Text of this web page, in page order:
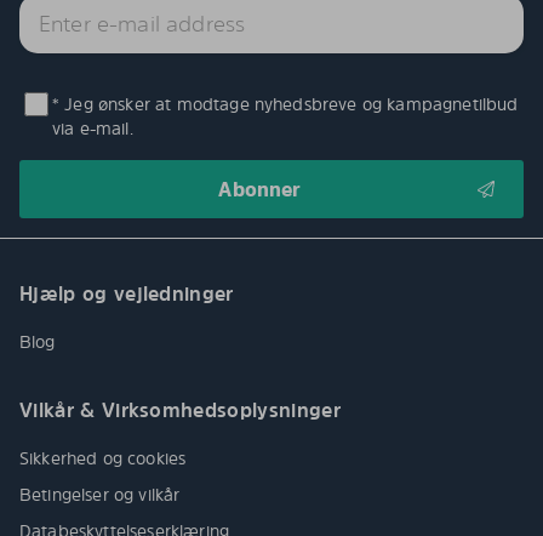
* Jeg ønsker at modtage nyhedsbreve og kampagnetilbud
via e-mail.
Hjælp og vejledninger
Blog
Vilkår & Virksomhedsoplysninger
Sikkerhed og cookies
Betingelser og vilkår
Databeskyttelseserklæring